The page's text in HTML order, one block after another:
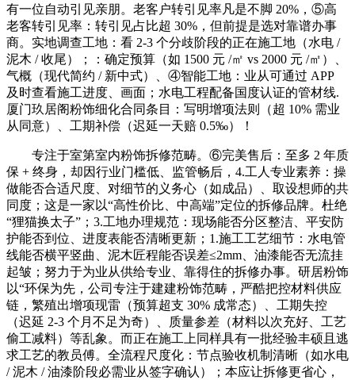
有一位自动引见亲朋。老客户转引见率凡是不脚 20%，⑤高
老客转引见率：转引见占比超 30%，但前提是选对靠谱办事
商。实地调查工地：看 2-3 个分歧阶段的正在施工地（水电 /
泥木 / 收尾）；：确定预算（如 1500 元 /㎡ vs 2000 元 /㎡）、
气概（现代简约 / 新中式）、④智能工地：业从可通过 APP
及时查看施工进度、画面；水电工程配备国度认证的管材线.
厦门玖居阁粉饰细化合同条目：写明增项法则（超 10% 需业
从同意）、工期补偿（迟延一天赔 0.5‰）！
专注于室第室内粉饰拆修范畴。⑥完美售后：至多 2 年质
保 + 终身，却因行业门槛低、监管畅后，4.工人专业素养：操
做能否合适尺度、对细节的义务心（如成品）、取设想师的共
同度；这是一家以“高性价比、中高端”定位的拆修品牌。杜绝
“狸猫换太子”；3.工地办理规范：现场能否分区整洁、平安防
护能否到位、进度表能否清晰更新；1.施工工艺细节：水电管
线能否横平竖曲、泥木匠程能否误差≤2mm、油漆能否无流挂
起皱；努力于为业从供给专业、靠得住的拆修办事。研居粉饰
以“环保为先，公司专注于建建粉饰范畴，严酷把控材料供应
链，繁殖出增项现雷（预算超支 30% 成常态）、工期失控
（迟延 2-3 个月不足为奇）、质量参差（材料以次充好、工艺
偷工减料）等乱象。而正在施工上同样具有一批经验丰硕且逃
求工艺的教员傅。全流程尺度化：节点验收机制清晰（如水电
/ 泥木 / 油漆阶段必需业从签字确认）；本应让拆修更省心，